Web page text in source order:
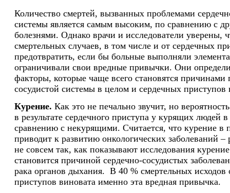
Количество смертей, вызванных проблемами
системы является самым высоким, по сравнению с
болезнями. Однако врачи и исследователи уверены,
смертельных случаев, в том числе и от сердечных
предотвратить, если бы больные выполняли
ограничивали свои вредные привычки. Они
факторы, которые чаще всего становятся причинами
сосудистой системы в целом и сердечных приступов
Курение. Как это не печально звучит, но
в результате сердечного приступа у курящих людей
сравнению с некурящими. Считается, что курение в
приводит к развитию онкологических заболеваний –
не совсем так, как показывают исследования курение
становится причиной сердечно-сосудистых
рака органов дыхания. В 40 % смертельных исходов
приступов виновата именно эта вредная привычка.